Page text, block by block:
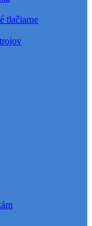
tlačiarne